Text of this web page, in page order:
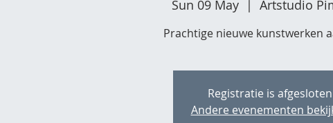
Sun 09 May
  |
Artstudio
Prachtige nieuwe kunstwerken
Registratie is afgesloten
Andere evenementen